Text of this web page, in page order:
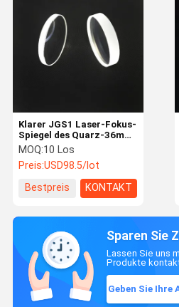
Klarer JGS1 Laser-Fokus-
Spiegel des Quarz-36mm
FL 150mm
MOQ:10 Los
Preis:USD98.5/lot
Bestpreis
KONTAKT
Sparen Sie
Lassen Sie uns
Produkte
Geben Sie Ihre